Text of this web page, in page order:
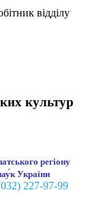
відділу
культур
регіону
України
227-97-99